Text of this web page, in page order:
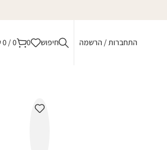
התחברות / הרשמה חיפוש 0
0
/
0